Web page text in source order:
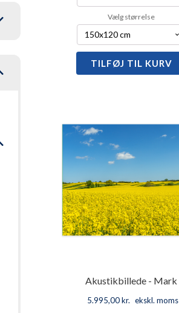
Vælg størrelse
Akustikbillede
-
TILFØJ TIL KURV
Akustikbillede - Mark
5.995,00kr. ekskl. moms